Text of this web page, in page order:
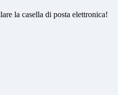
la casella di posta elettronica!